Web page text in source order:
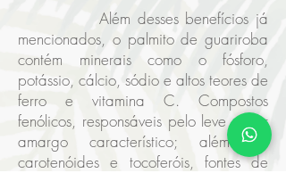
Além desses benefícios já
mencionados, o palmito de guariroba
contém minerais como o fósforo,
potássio, cálcio, sódio e altos teores de
ferro e vitamina C. Compostos
fenólicos, responsáveis pelo leve sabor
amargo característico; além de
carotenóides e tocoferóis, fontes de